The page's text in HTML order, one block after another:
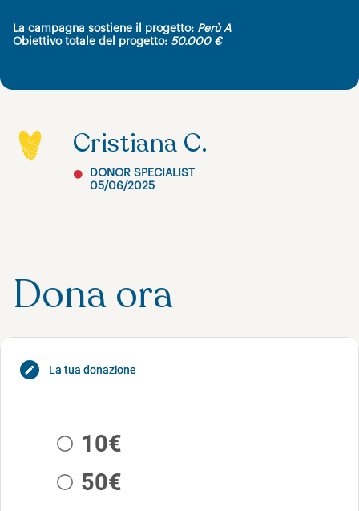
La campagna sostiene il progetto: Perù A
Obiettivo totale del progetto: 50.000 €
Cristiana C.
DONOR SPECIALIST
05/06/2025
Dona ora